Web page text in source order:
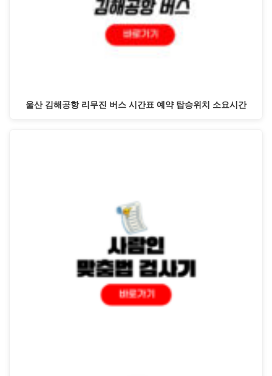
울산 김해공항 리무진 버스 시간표 예약 탑승위치 소요시간